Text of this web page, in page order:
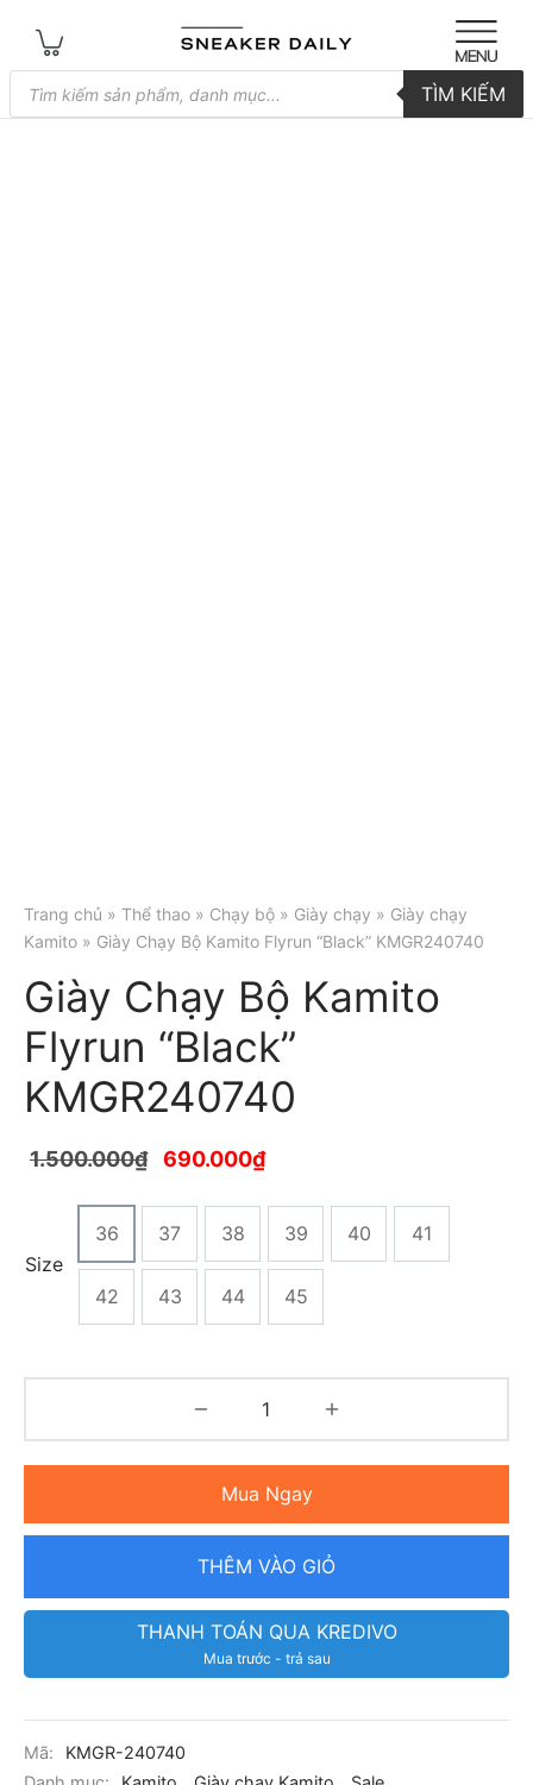
Tìm
kiếm
sản
TÌM KIẾM
Trang chủ » Thể thao » Chạy bộ » Giày chạy » Giày chạy
Kamito » Giày Chạy Bộ Kamito Flyrun “Black” KMGR240740
Giày Chạy Bộ Kamito
Flyrun “Black”
KMGR240740
1.500.000₫ 690.000₫
Size
36 37 38 39 40 41
42 43 44 45
Mua Ngay
THÊM VÀO GIỎ
THANH TOÁN QUA KREDIVO
Mua trước - trả sau
Mã:
KMGR-240740